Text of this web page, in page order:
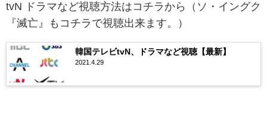
tvN ドラマなど視聴方法はコチラから（ソ・イングク
『滅亡』もコチラで視聴出来ます。）
韓国テレビtvN、ドラマなど視聴【最新】
2021.4.29